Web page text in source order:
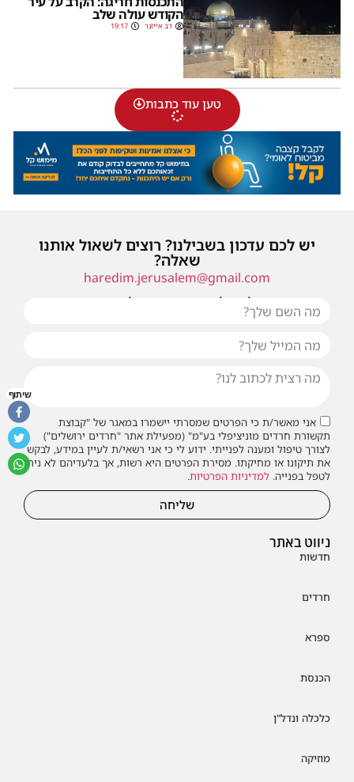
הקודש עולה שלב
דב אייזנר 19:17
טען עוד כתבות
ניווט באתר
חדשות
חרדים
ספרא
הכנסת
כלכלה ונדל"ן
מוזיקה
יש לכם עדכון בשבילנו? רוצים לשאול אותנו
שאלה?
haredim.jerusalem@gmail.com
או שילחו אלינו פנייה ונחזור אליכם בהקדם
אני מאשר/ת כי הפרטים שמסרתי יישמרו במאגר של "קבוצת
תקשורת חרדים מוניציפלי בע"מ" (מפעילת אתר "חרדים ירושלים")
לצורך טיפול ומענה לפנייתי. ידוע לי כי אני רשאי/ת לעיין במידע, לבקש
את תיקונו או מחיקתו. מסירת הפרטים היא רשות, אך בלעדיהם לא ניתן
לטפל בפנייה. למדיניות הפרטיות.
שליחה
שיתוף